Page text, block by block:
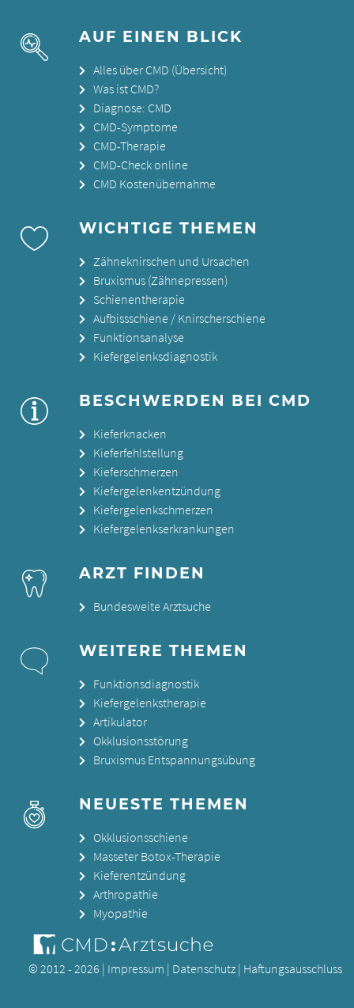
AUF EINEN BLICK
Alles über CMD (Übersicht)
Was ist CMD?
Diagnose: CMD
CMD-Symptome
CMD-Therapie
CMD-Check online
CMD Kostenübernahme
WICHTIGE THEMEN
Zähneknirschen und Ursachen
Bruxismus (Zähnepressen)
Schienentherapie
Aufbissschiene / Knirscherschiene
Funktionsanalyse
Kiefergelenksdiagnostik
BESCHWERDEN BEI CMD
Kieferknacken
Kieferfehlstellung
Kieferschmerzen
Kiefergelenkentzündung
Kiefergelenkschmerzen
Kiefergelenkserkrankungen
ARZT FINDEN
Bundesweite Arztsuche
WEITERE THEMEN
Funktionsdiagnostik
Kiefergelenkstherapie
Artikulator
Okklusionsstörung
Bruxismus Entspannungsübung
NEUESTE THEMEN
Okklusionsschiene
Masseter Botox-Therapie
Kieferentzündung
Arthropathie
Myopathie
© 2012 - 2026 | Impressum | Datenschutz | Haftungsausschluss